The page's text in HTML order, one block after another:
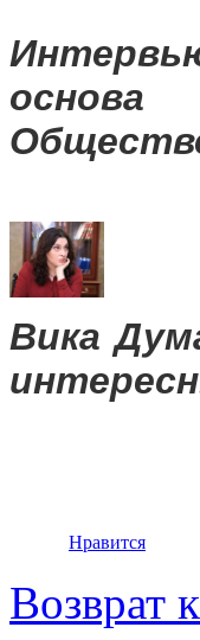
Вика
Нравится
Возврат